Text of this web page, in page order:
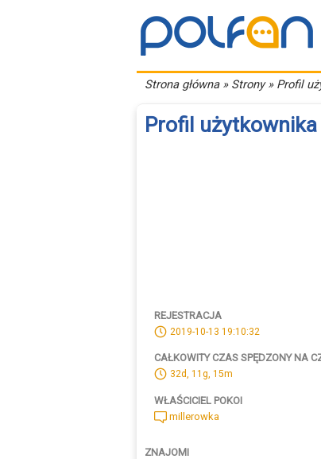
Strona główna» Strony » Profil
Profil użytkownika
REJESTRACJA
2019-10-13 19:10:32
CAŁKOWITY CZAS SPĘDZONY NA
32d, 11g, 15m
WŁAŚCICIEL POKOI
millerowka
ZNAJOMI